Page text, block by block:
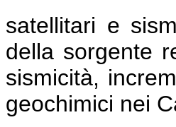
satellitari e
della sorgente
sismicità,
geochimici nei